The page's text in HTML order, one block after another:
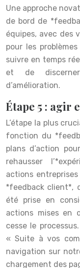
Une approche
de bord de
équipes, avec des
pour les
suivre en temps
et de
d’amélioration.
Étape 5 : agir
L’étape la plus
fonction du
plans d’action
rehausser
actions
*feedback client*,
été prise en
actions mises en
cesse le
« Suite à vos
navigation sur
chargement des